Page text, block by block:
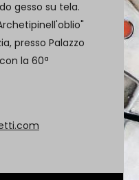
gesso su tela.
presso Palazzo
la 60ª